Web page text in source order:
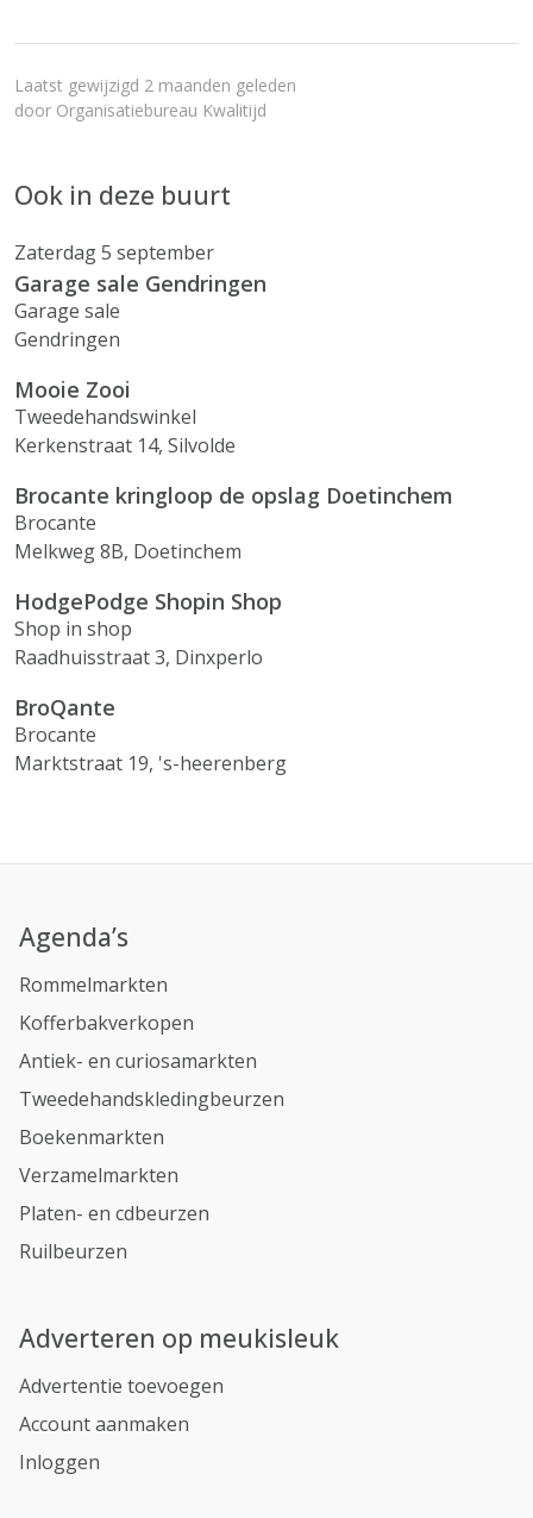
Laatst gewijzigd 2 maanden geleden
door Organisatiebureau Kwalitijd
Ook in deze buurt
Zaterdag 5 september
Garage sale Gendringen
Garage sale
Gendringen
Mooie Zooi
Tweedehandswinkel
Kerkenstraat 14, Silvolde
Brocante kringloop de opslag Doetinchem
Brocante
Melkweg 8B, Doetinchem
HodgePodge Shopin Shop
Shop in shop
Raadhuisstraat 3, Dinxperlo
BroQante
Brocante
Marktstraat 19, 's-heerenberg
Agenda’s
Rommelmarkten
Kofferbakverkopen
Antiek- en curiosamarkten
Tweedehandskledingbeurzen
Boekenmarkten
Verzamelmarkten
Platen- en cdbeurzen
Ruilbeurzen
Adverteren op meukisleuk
Advertentie toevoegen
Account aanmaken
Inloggen